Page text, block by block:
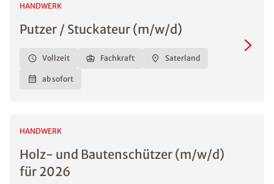
HANDWERK
Putzer / Stuckateur (m/w/d)
Vollzeit Fachkraft Saterland
ab sofort
HANDWERK
Holz- und Bautenschützer (m/w/d)
für 2026